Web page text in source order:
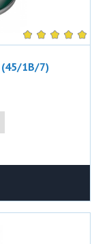
(45/1B/7)